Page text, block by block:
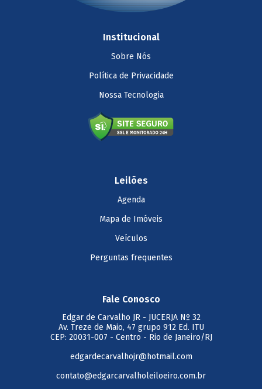
Institucional
Sobre Nós
Política de Privacidade
Nossa Tecnologia
Leilões
Agenda
Mapa de Imóveis
Veículos
Perguntas frequentes
Fale Conosco
Edgar de Carvalho JR- JUCERJA Nº 32
Av. Treze de Maio, 47 grupo 912 Ed. ITU
CEP: 20031-007 - Centro - Rio de Janeiro/RJ
edgardecarvalhojr@hotmail.com
contato@edgarcarvalholeiloeiro.com.br